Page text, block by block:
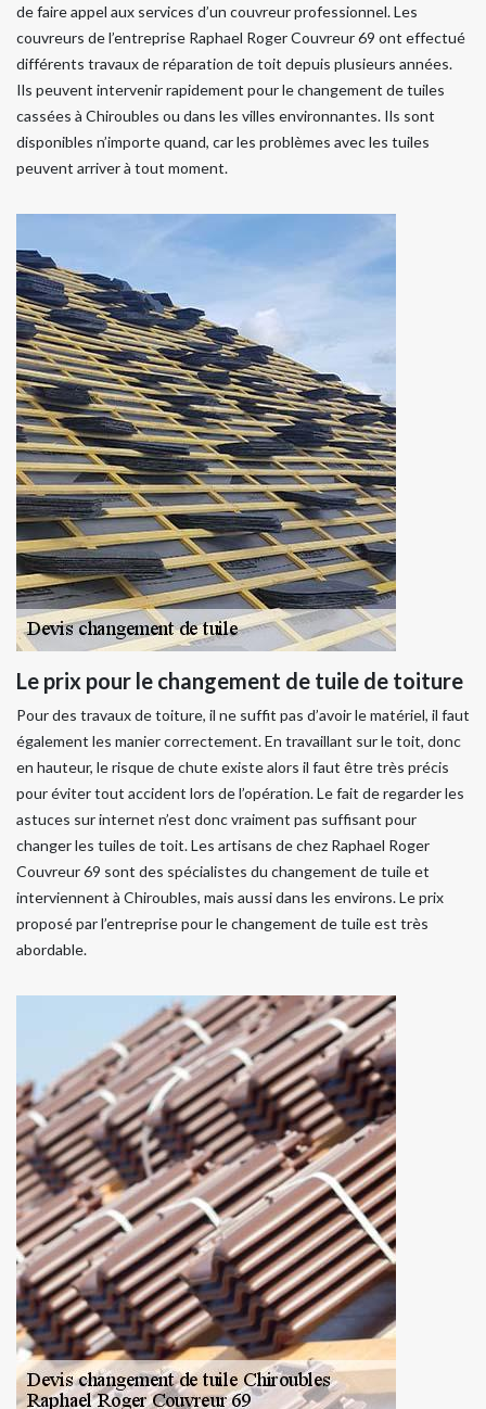
de faire appel aux services d’un couvreur professionnel. Les
couvreurs de l’entreprise Raphael Roger Couvreur 69 ont effectué
différents travaux de réparation de toit depuis plusieurs années.
Ils peuvent intervenir rapidement pour le changement de tuiles
cassées à Chiroubles ou dans les villes environnantes. Ils sont
disponibles n’importe quand, car les problèmes avec les tuiles
peuvent arriver à tout moment.
Le prix pour le changement de tuile de toiture
Pour des travaux de toiture, il ne suffit pas d’avoir le matériel, il faut
également les manier correctement. En travaillant sur le toit, donc
en hauteur, le risque de chute existe alors il faut être très précis
pour éviter tout accident lors de l’opération. Le fait de regarder les
astuces sur internet n’est donc vraiment pas suffisant pour
changer les tuiles de toit. Les artisans de chez Raphael Roger
Couvreur 69 sont des spécialistes du changement de tuile et
interviennent à Chiroubles, mais aussi dans les environs. Le prix
proposé par l’entreprise pour le changement de tuile est très
abordable.